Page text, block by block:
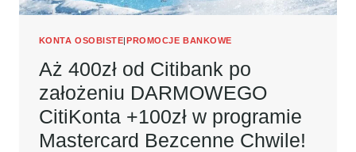
KONTA OSOBISTE PROMOCJE BANKOWE
Aż 400zł od Citibank po
założeniu DARMOWEGO
CitiKonta +100zł w programie
Mastercard Bezcenne Chwile!